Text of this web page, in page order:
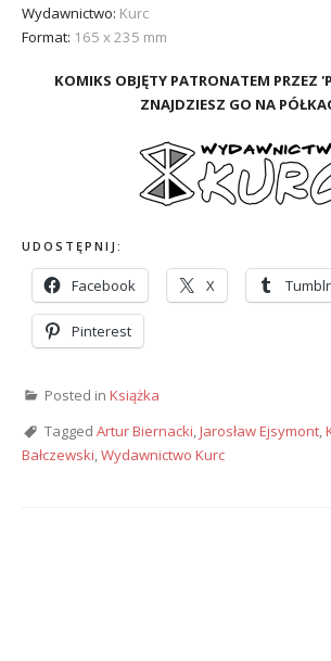
Wydawnictwo: Kurc
Format: 165 x 235 mm
KOMIKS OBJĘTY PATRONATEM PRZEZ
ZNAJDZIESZ GO NA
UDOSTĘPNIJ:
Facebook X Tumblr
Pinterest
Posted in Książka
Tagged Artur Biernacki,Jarosław Ejsymont,
Bałczewski,Wydawnictwo Kurc